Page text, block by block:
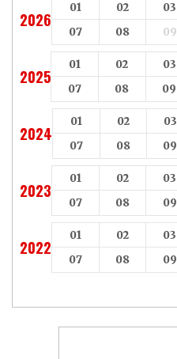
2026
01 02 03
07
08 09
2025
01 02 03
07
08 09
2024
01 02 03
07
08 09
2023
01 02 03
07
08 09
2022
01 02 03
07
08 09